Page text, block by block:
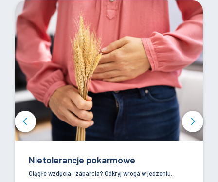
Nietolerancje pokarmowe
Ciągłe wzdęcia i zaparcia? Odkryj wroga w jedzeniu.